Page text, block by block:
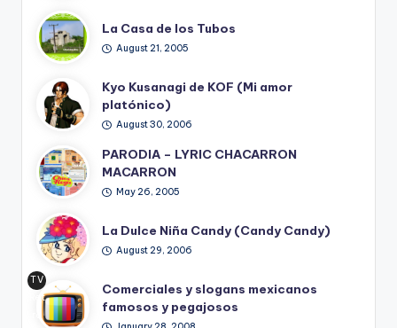
La Casa de los Tubos
August 21, 2005
Kyo Kusanagi de KOF (Mi amor
platónico)
August 30, 2006
PARODIA – LYRIC CHACARRON
MACARRON
May 26, 2005
La Dulce Niña Candy (Candy Candy)
August 29, 2006
TV
Ret
ro
Comerciales y slogans mexicanos
famosos y pegajosos